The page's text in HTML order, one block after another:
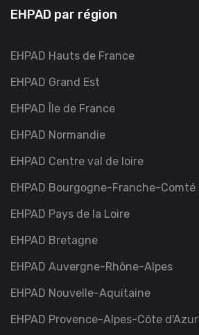
EHPAD par région
EHPAD Hauts de France
EHPAD Grand Est
EHPAD Île de France
EHPAD Normandie
EHPAD Centre val de loire
EHPAD Bourgogne-Franche-Comté
EHPAD Pays de la Loire
EHPAD Bretagne
EHPAD Auvergne-Rhône-Alpes
EHPAD Nouvelle-Aquitaine
EHPAD Provence-Alpes-Côte d'Azur